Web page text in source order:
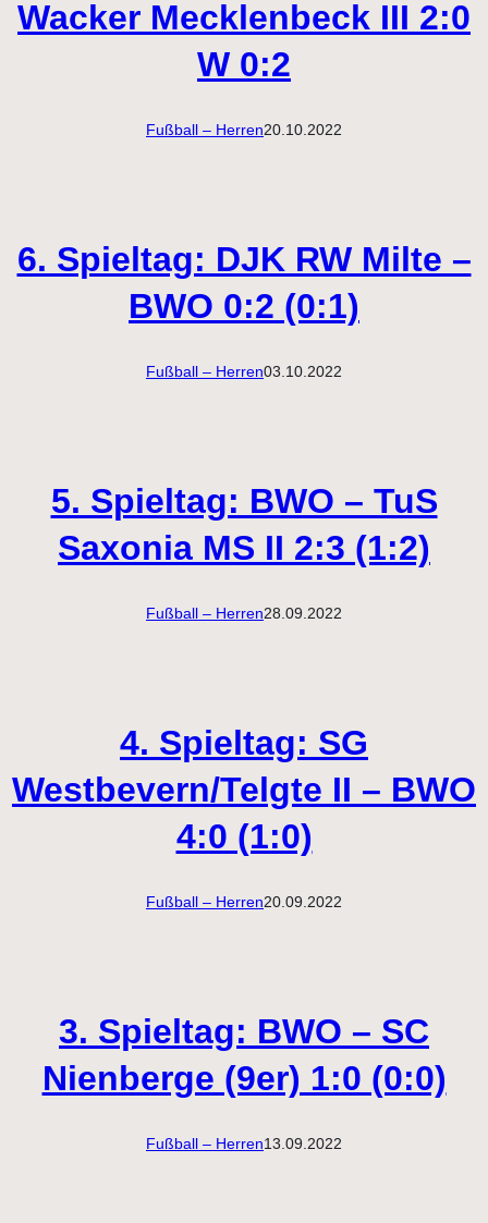
Wacker Mecklenbeck III 2:0
W 0:2
Fußball – Herren20.10.2022
6. Spieltag: DJK RW Milte –
BWO 0:2 (0:1)
Fußball – Herren03.10.2022
5. Spieltag: BWO – TuS
Saxonia MS II 2:3 (1:2)
Fußball – Herren28.09.2022
4. Spieltag: SG
Westbevern/Telgte II – BWO
4:0 (1:0)
Fußball – Herren20.09.2022
3. Spieltag: BWO – SC
Nienberge (9er) 1:0 (0:0)
Fußball – Herren13.09.2022